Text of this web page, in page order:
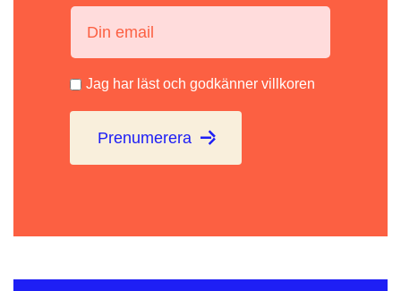
Jag har läst och godkänner villkoren
Prenumerera